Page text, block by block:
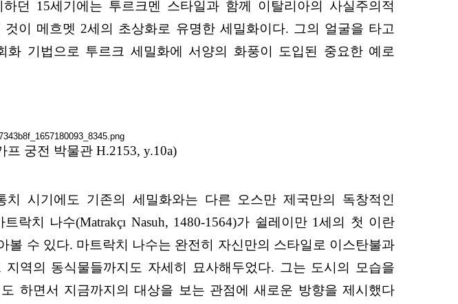
던 15세기에는 투르크멘 스타일과 함께 이탈리아의 사실주의적
이 메흐멧 2세의 초상화로 유명한 세밀화이다. 그의 얼굴을 타고
기법으로 투르크 세밀화에 서양의 화풍이 도입된 중요한 예로
프 궁전 박물관 H.2153, y.10a)
시기에도 기존의 세밀화와는 다른 오스만 제국만의 독창적인
치 나수(Matrakçı Nasuh, 1480-1564)가 쉴레이만 1세의 첫 이란
볼 수 있다. 마트락치 나수는 완전히 자신만의 스타일로 이스탄불과
역의 동식물들까지도 자세히 묘사해두었다. 그는 도시의 모습을
하면서 지금까지의 대상을 보는 관점에 새로운 방향을 제시했다